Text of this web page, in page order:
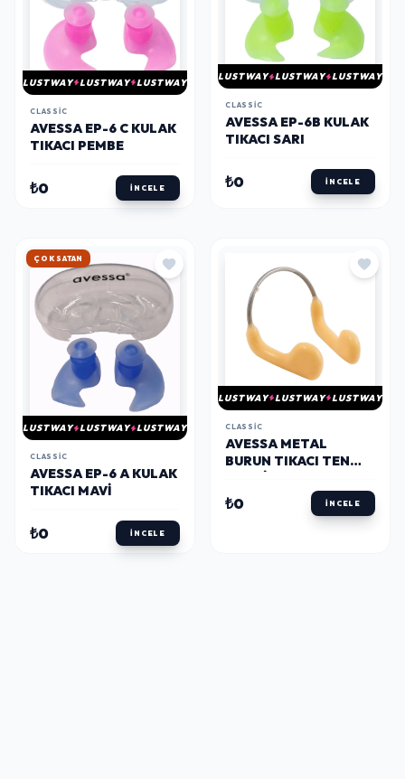
LUSTWAY LUSTWAY LUSTWAY
CLASSIC
AVESSA EP-6 C KULAK
TIKACI PEMBE
₺0 İNCELE
LUSTWAY LUSTWAY LUSTWAY
CLASSIC
AVESSA EP-6B KULAK
TIKACI SARI
₺0 İNCELE
HIZLI KARGO
LUSTWAY LUSTWAY LUSTWAY
CLASSIC
AVESSA EP-6 A KULAK
TIKACI MAVİ
₺0 İNCELE
LUSTWAY LUSTWAY LUSTWAY
CLASSIC
AVESSA METAL
BURUN TIKACI TEN
₺0 İNCELE